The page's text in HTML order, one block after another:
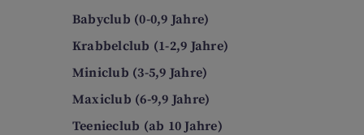
Babyclub (0-0,9 Jahre)
Krabbelclub (1-2,9 Jahre)
Miniclub (3-5,9 Jahre)
Maxiclub (6-9,9 Jahre)
Teenieclub (ab 10 Jahre)